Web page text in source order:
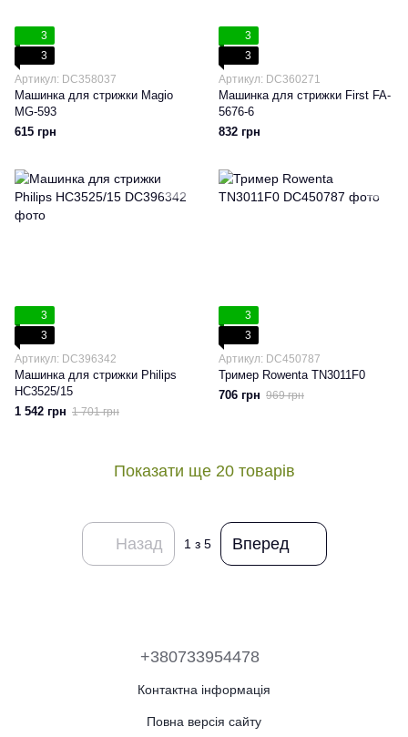
3
3
Артикул: DC358037
Машинка для стрижки Magio
MG-593
615 грн
3
3
Артикул: DC360271
Машинка для стрижки First FA-
5676-6
832 грн
3
3
Артикул: DC396342
Машинка для стрижки Philips
HC3525/15
1 542 грн 1 701 грн
3
3
Артикул: DC450787
Тример Rowenta TN3011F0
706 грн 969 грн
Показати ще 20 товарів
Назад 1 з 5 Вперед
+380733954478
Контактна інформація
Повна версія сайту